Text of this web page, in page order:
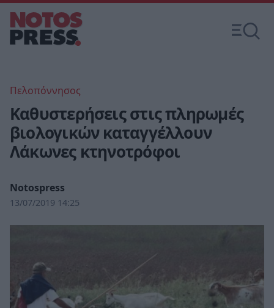
Πελοπόννησος
Καθυστερήσεις στις πληρωμές
βιολογικών καταγγέλλουν
Λάκωνες κτηνοτρόφοι
Notospress
13/07/2019 14:25